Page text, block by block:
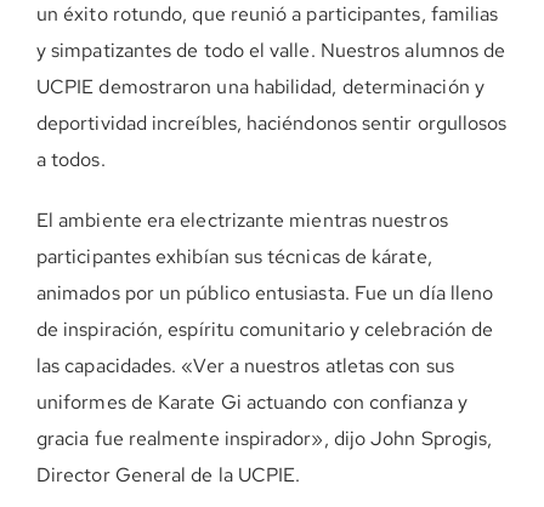
un éxito rotundo, que reunió a participantes, familias
y simpatizantes de todo el valle. Nuestros alumnos de
UCPIE demostraron una habilidad, determinación y
deportividad increíbles, haciéndonos sentir orgullosos
a todos.
El ambiente era electrizante mientras nuestros
participantes exhibían sus técnicas de kárate,
animados por un público entusiasta. Fue un día lleno
de inspiración, espíritu comunitario y celebración de
las capacidades. «Ver a nuestros atletas con sus
uniformes de Karate Gi actuando con confianza y
gracia fue realmente inspirador», dijo John Sprogis,
Director General de la UCPIE.